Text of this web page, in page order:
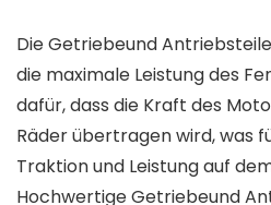
Die Getriebeund
die maximale Leistung des
dafür, dass die Kraft des
Räder übertragen wird, was
Traktion und Leistung auf
Hochwertige Getriebeund